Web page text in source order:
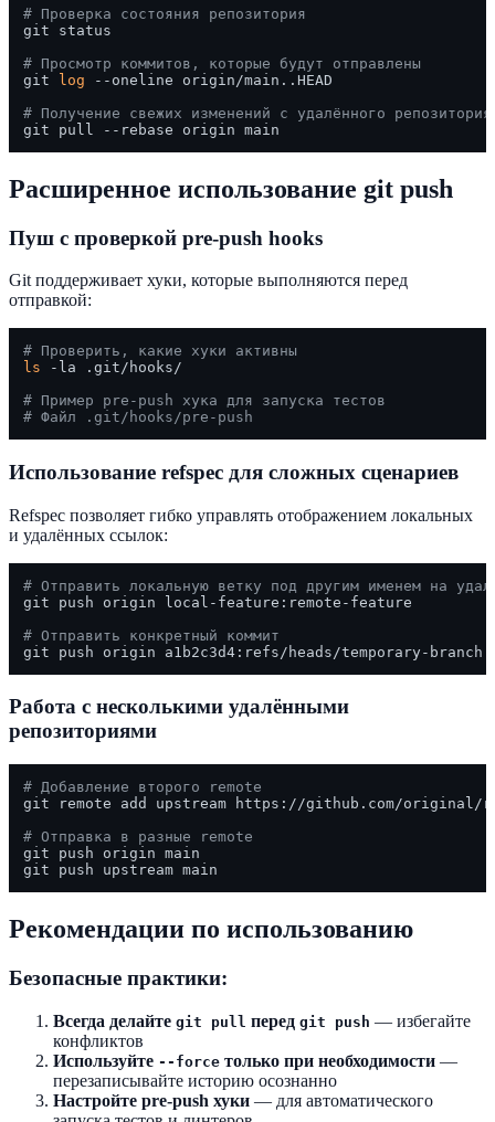
# Проверка состояния репозитория
git status
# Просмотр коммитов, которые будут отправлены
git log --oneline origin/main..HEAD
# Получение свежих изменений с удалённого репозитория
Расширенное использование git push
Пуш с проверкой pre-push hooks
Git поддерживает хуки, которые выполняются перед
отправкой:
# Проверить, какие хуки активны
ls -la .git/hooks/
# Пример pre-push хука для запуска тестов
# Файл .git/hooks/pre-push
Использование refspec для сложных сценариев
Refspec позволяет гибко управлять отображением локальных
и удалённых ссылок:
# Отправить локальную ветку под другим именем на
git push origin local-feature:remote-feature
# Отправить конкретный коммит
Работа с несколькими удалёнными
репозиториями
# Добавление второго remote
git remote add upstream https://github.com/original/
# Отправка в разные remote
git push origin main
Рекомендации по использованию
Безопасные практики:
Всегда делайте git pull перед git push — избегайте
конфликтов
Используйте --force только при необходимости —
перезаписывайте историю осознанно
Настройте pre-push хуки — для автоматического